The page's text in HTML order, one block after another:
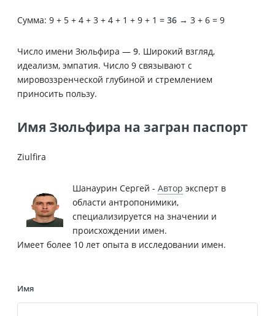
Сумма: 9 + 5 + 4 + 3 + 4 + 1 + 9 + 1 = 36 → 3 + 6 = 9
Число имени Зюльфира — 9. Широкий взгляд,
идеализм, эмпатия. Число 9 связывают с
мировоззренческой глубиной и стремлением
приносить пользу.
Имя Зюльфира на загран паспорт
Ziulfira
Шанаурин Сергей - Автор эксперт в
области антропонимики,
специализируется на значении и
происхождении имен.
Имеет более 10 лет опыта в исследовании имен.
Имя